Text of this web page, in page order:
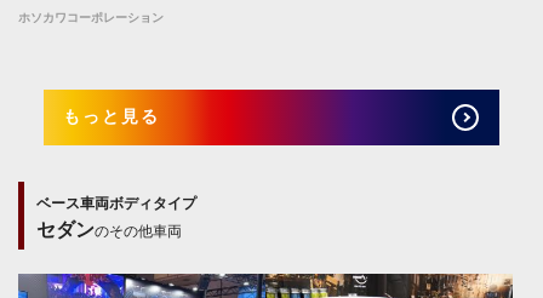
ホソカワコーポレーション
もっと見る
ベース車両ボディタイプ
セダンのその他車両